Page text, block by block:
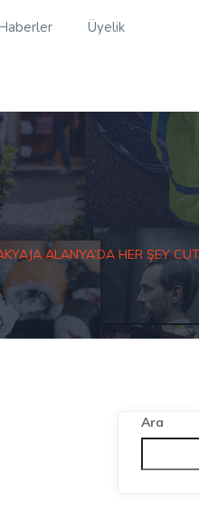
Üyelik
ALANYA’DA HER ŞEY
Ara